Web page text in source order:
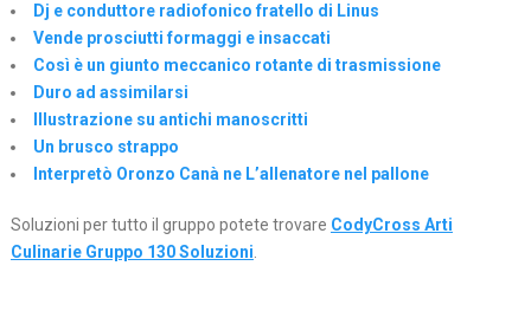
Dj e conduttore radiofonico fratello di Linus
Vende prosciutti formaggi e insaccati
Così è un giunto meccanico rotante di trasmissione
Duro ad assimilarsi
Illustrazione su antichi manoscritti
Un brusco strappo
Interpretò Oronzo Canà ne L’allenatore nel pallone
Soluzioni per tutto il gruppo potete trovare CodyCross Arti
Culinarie Gruppo 130 Soluzioni.